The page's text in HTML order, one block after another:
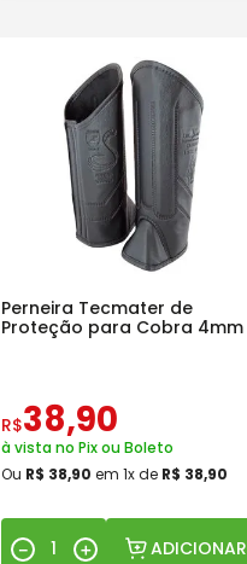
Perneira Tecmater de
Proteção para Cobra 4mm
R$38,90
à vista no Pix ou Boleto
Ou R$ 38,90 em1x de R$ 38,90
＋
－ ADICIONAR